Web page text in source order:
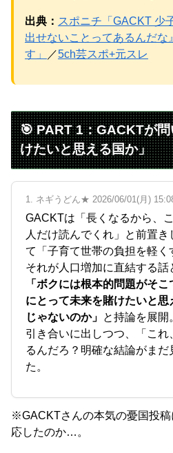
出典： スポニチ「GACKT 少
出せないことってあるんだな
す」
／5ch芸スポ+元スレ
🎯 PART 1：GACKTが
けたいと思える国か」
1. ネギうどん★ 2026/06/01(月)
GACKTは「長くなるから、
人だけ読んでくれ」と前置
て「子育て世帯の負担を軽く
それが人口増加に直結する話
「ボクには根本的問題がそ
にとって未来を賭けたいと思
じゃないのか」 と持論を展開
引き合いに出しつつ、「こ
るんだろ？明確な結論がま
た。
※GACKTさんの本気の憂国投稿
応したのか…。